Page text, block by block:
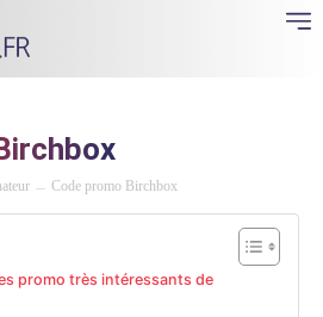
Code promo Birchbox
promo très intéressants de